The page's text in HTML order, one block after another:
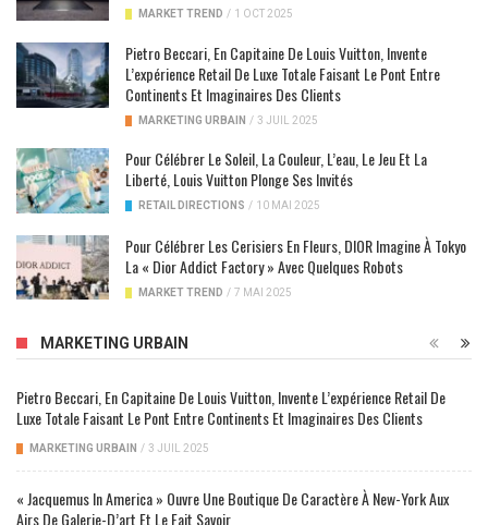
MARKET TREND / 1 OCT 2025
Pietro Beccari, En Capitaine De Louis Vuitton, Invente
L’expérience Retail De Luxe Totale Faisant Le Pont Entre
Continents Et Imaginaires Des Clients
MARKETING URBAIN / 3 JUIL 2025
Pour Célébrer Le Soleil, La Couleur, L’eau, Le Jeu Et La
Liberté, Louis Vuitton Plonge Ses Invités
RETAIL DIRECTIONS / 10 MAI 2025
Pour Célébrer Les Cerisiers En Fleurs, DIOR Imagine À Tokyo
La « Dior Addict Factory » Avec Quelques Robots
MARKET TREND / 7 MAI 2025
MARKETING URBAIN
Pietro Beccari, En Capitaine De Louis Vuitton, Invente L’expérience Retail De
Luxe Totale Faisant Le Pont Entre Continents Et Imaginaires Des Clients
MARKETING URBAIN / 3 JUIL 2025
« Jacquemus In America » Ouvre Une Boutique De Caractère À New-York Aux
Airs De Galerie-D’art Et Le Fait Savoir